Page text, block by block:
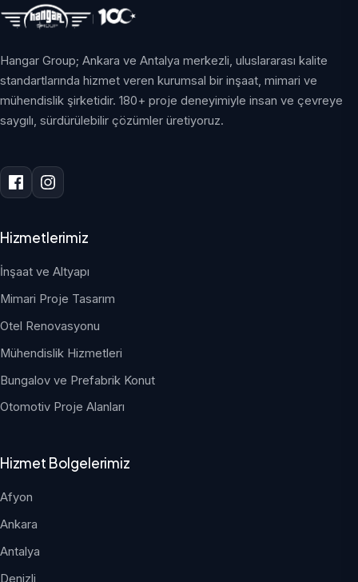
Hangar Group; Ankara ve Antalya merkezli, uluslararası kalite
standartlarında hizmet veren kurumsal bir inşaat, mimari ve
mühendislik şirketidir. 180+ proje deneyimiyle insan ve çevreye
saygılı, sürdürülebilir çözümler üretiyoruz.
Hizmetlerimiz
İnşaat ve Altyapı
Mimari Proje Tasarım
Otel Renovasyonu
Mühendislik Hizmetleri
Bungalov ve Prefabrik Konut
Otomotiv Proje Alanları
Hizmet Bolgelerimiz
Afyon
Ankara
Antalya
Denizli